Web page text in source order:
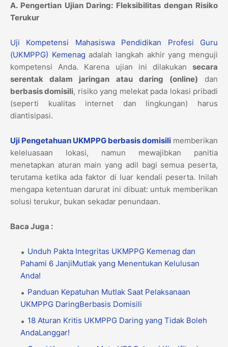
A. Pengertian Ujian Daring: Fleksibilitas dengan Risiko
Terukur
Uji Kompetensi Mahasiswa Pendidikan Profesi Guru
(UKMPPG) Kemenag adalah langkah akhir yang menguji
kompetensi Anda. Karena ujian ini dilakukan secara
serentak dalam jaringan atau daring (online) dan
berbasis domisili, risiko yang melekat pada lokasi pribadi
(seperti kualitas internet dan lingkungan) harus
diantisipasi.
Uji Pengetahuan UKMPPG berbasis domisili memberikan
keleluasaan lokasi, namun mewajibkan panitia
menetapkan aturan main yang adil bagi semua peserta,
terutama ketika ada faktor di luar kendali peserta. Inilah
mengapa ketentuan darurat ini dibuat: untuk memberikan
solusi terukur, bukan sekadar penundaan.
Baca Juga :
Unduh Pakta Integritas UKMPPG Kemenag dan
Pahami 6 JanjiMutlak yang Menentukan Kelulusan
Anda!
Panduan Kepatuhan Mutlak Saat Pelaksanaan
UKMPPG DaringBerbasis Domisili
18 Aturan Kritis UKMPPG Daring yang Tidak Boleh
AndaLanggar!